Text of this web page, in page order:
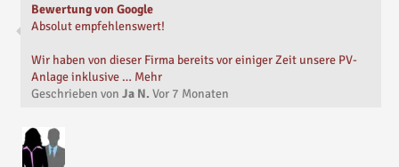
Bewertung von Google
Absolut empfehlenswert!
Wir haben von dieser Firma bereits vor einiger Zeit unsere PV-
Anlage inklusive … Mehr
Geschrieben von Ja N. Vor 7 Monaten